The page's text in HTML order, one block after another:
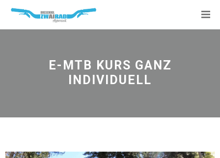
E-MTB KURS GANZ
INDIVIDUELL